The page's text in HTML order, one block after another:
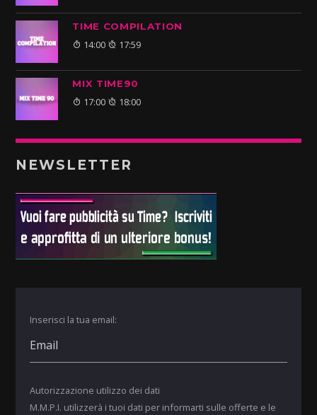
TIME COMPILATION
14:00 17:59
MIX TIME90
17:00 18:00
NEWSLETTER
Inserisci la tua email:
Autorizzazione utilizzo dei dati
M.M.P.I. utilizzerà i tuoi dati per informarti sulle offerte e le